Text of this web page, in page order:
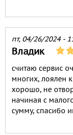
пт, 04/26/2024 -
Владик
считаю сервис
многих, лоялен
хорошо, не
начиная с
сумму, спасибо